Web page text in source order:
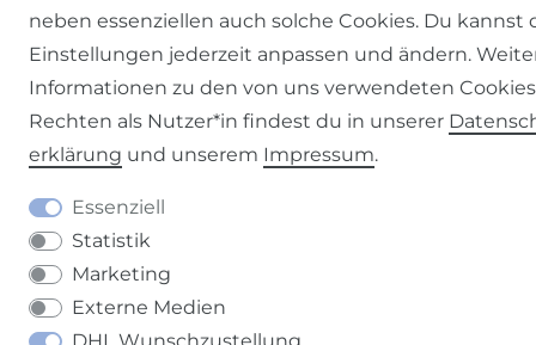
neben essenziellen auch solche Cookies. Du kannst
Einstellungen jederzeit anpassen und ändern.
Informationen zu den von uns verwendeten
Rechten als Nutzer*in findest du in unserer
erklärung und unserem Impressum.
Essenziell
Statistik
Marketing
Externe Medien